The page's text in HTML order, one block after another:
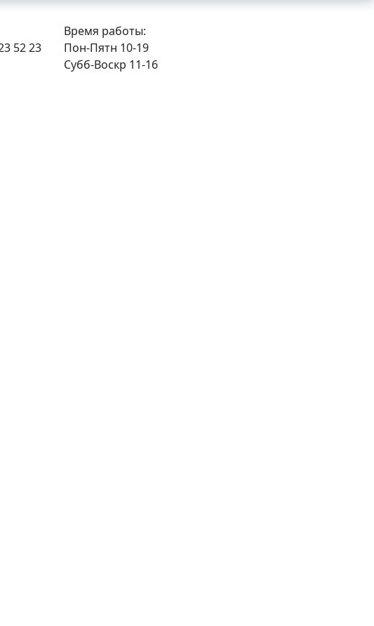
52 23
Время работы:
Пон-Пятн 10-19
Субб-Воскр 11-16